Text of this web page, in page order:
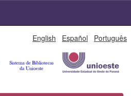
English Español Português